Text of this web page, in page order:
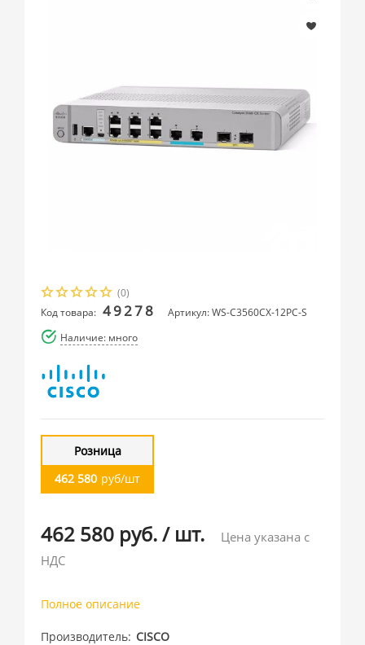
(0)
Код товара: 49278
Артикул: WS-C3560CX-12PC-S
Наличие: много
Розница
462 580 руб/шт
462 580 руб./ шт.
Цена указана с
НДС
Полное описание
Производитель CISCO